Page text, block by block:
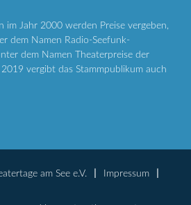
im Jahr 2000 werden Preise vergeben,
dem Namen Radio-Seefunk-
dem Namen Theaterpreise der
2019 vergibt das Stammpublikum auch
am See e.V. Impressum